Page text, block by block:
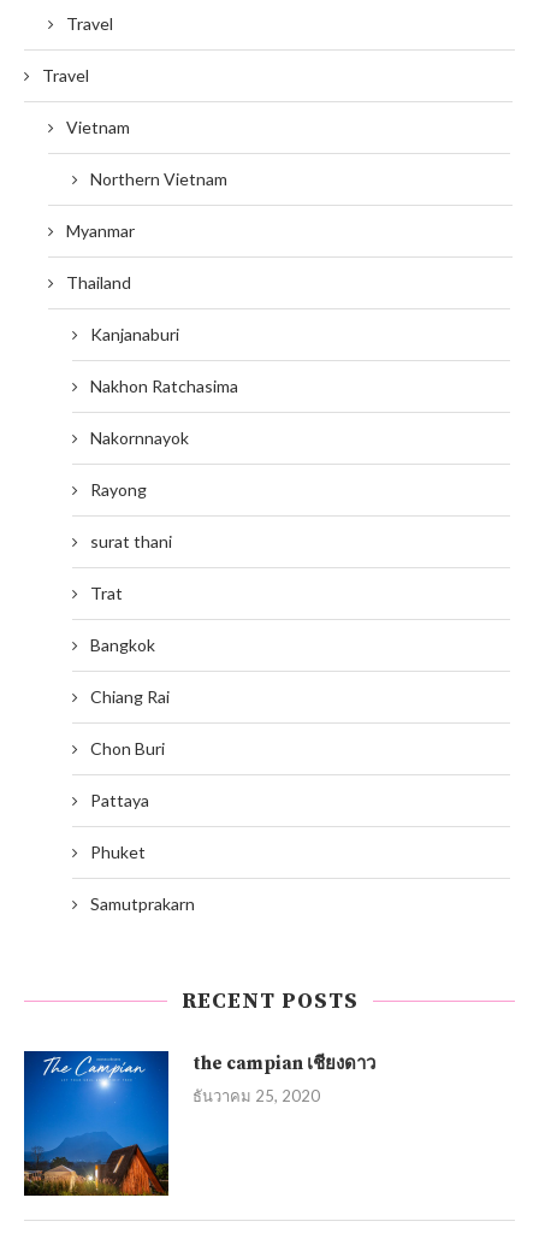
Travel
Travel
Vietnam
Northern Vietnam
Myanmar
Thailand
Kanjanaburi
Nakhon Ratchasima
Nakornnayok
Rayong
surat thani
Trat
Bangkok
Chiang Rai
Chon Buri
Pattaya
Phuket
Samutprakarn
RECENT POSTS
the campian เชียงดาว
ธันวาคม 25, 2020